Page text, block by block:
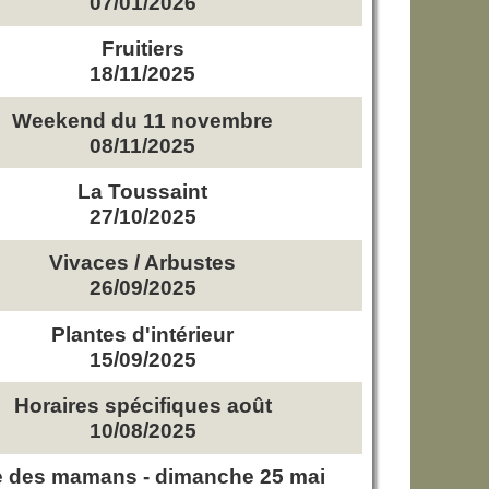
Fruitiers
18/11/2025
Weekend du 11 novembre
08/11/2025
La Toussaint
27/10/2025
Vivaces / Arbustes
26/09/2025
Plantes d'intérieur
15/09/2025
Horaires spécifiques août
10/08/2025
des mamans - dimanche 25 mai